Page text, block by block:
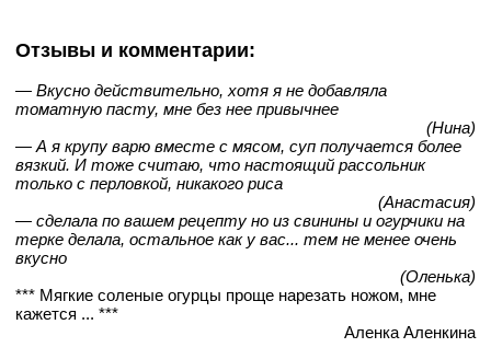
Отзывы и комментарии:
— Вкусно действительно, хотя я не добавляла
томатную пасту, мне без нее привычнее
(Нина)
— А я крупу варю вместе с мясом, суп получается более
вязкий. И тоже считаю, что настоящий рассольник
только с перловкой, никакого риса
(Анастасия)
— сделала по вашем рецепту но из свинины и огурчики на
терке делала, остальное как у вас... тем не менее очень
вкусно
(Оленька)
*** Мягкие соленые огурцы проще нарезать ножом, мне
кажется ... ***
Аленка Аленкина